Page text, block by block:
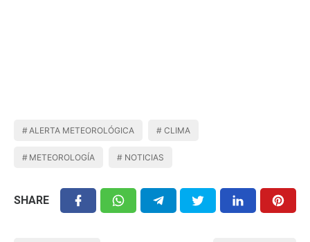
ALERTA METEOROLÓGICA CLIMA
METEOROLOGÍA NOTICIAS
SHARE